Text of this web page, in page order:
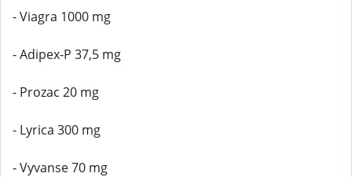
- Viagra 1000 mg
- Adipex-P 37,5 mg
- Prozac 20 mg
- Lyrica 300 mg
- Vyvanse 70 mg